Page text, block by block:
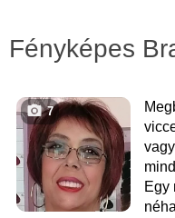
Fényképes
7
Egy